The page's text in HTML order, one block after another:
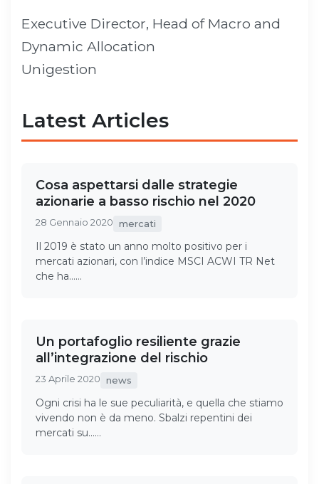
Executive Director, Head of Macro and
Dynamic Allocation
Unigestion
Latest Articles
Cosa aspettarsi dalle strategie
azionarie a basso rischio nel 2020
28 Gennaio 2020 mercati
Il 2019 è stato un anno molto positivo per i
mercati azionari, con l’indice MSCI ACWI TR Net
che ha……
Un portafoglio resiliente grazie
all’integrazione del rischio
23 Aprile 2020 news
Ogni crisi ha le sue peculiarità, e quella che stiamo
vivendo non è da meno. Sbalzi repentini dei
mercati su……